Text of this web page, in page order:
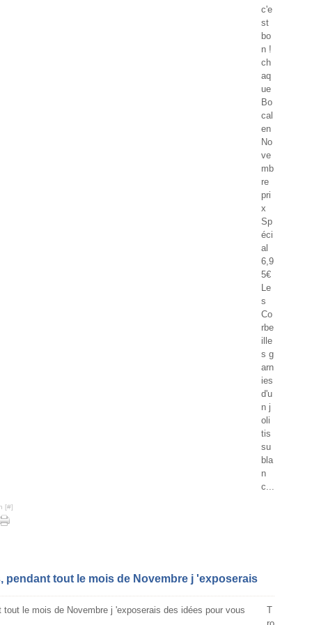
c'e
st
bo
n !
ch
aq
ue
Bo
cal
en
No
ve
mb
re
pri
x
Sp
éci
al
6,9
5€
Le
s
Co
rbe
ille
s g
arn
ies
d'u
n j
oli
tis
su
bla
n
c...
[#]
pendant tout le mois de Novembre j 'exposerais
T